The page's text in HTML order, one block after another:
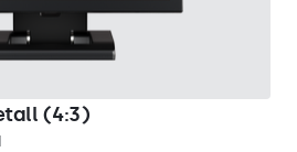
(4:3)